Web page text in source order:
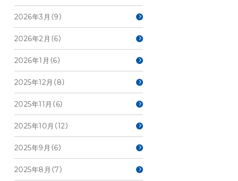
2026年3月（9）
2026年2月（6）
2026年1月（6）
2025年12月（8）
2025年11月（6）
2025年10月（12）
2025年9月（6）
2025年8月（7）